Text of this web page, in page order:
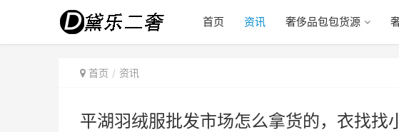
首页 资讯 奢侈品包包货源
首页 资讯
平湖羽绒服批发市场怎么拿货的，衣找找